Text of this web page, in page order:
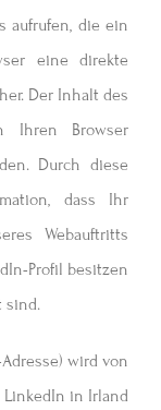
aufrufen, die ein
eine direkte
Der Inhalt des
Ihren Browser
Durch diese
dass Ihr
Webauftritts
Profil besitzen
sind.
wird von
LinkedIn in Irland